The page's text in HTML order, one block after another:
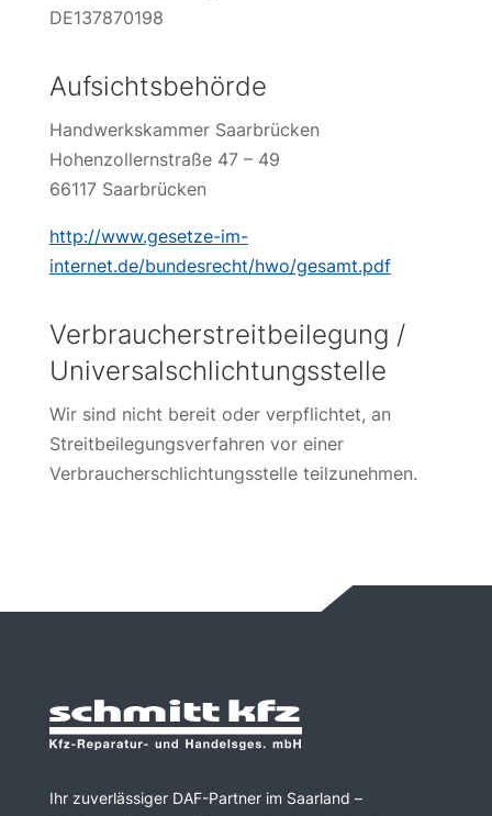
DE137870198
Aufsichtsbehörde
Handwerkskammer Saarbrücken
Hohenzollernstraße 47 – 49
66117 Saarbrücken
http://www.gesetze-im-
internet.de/bundesrecht/hwo/gesamt.pdf
Verbraucherstreitbeilegung /
Universalschlichtungsstelle
Wir sind nicht bereit oder verpflichtet, an
Streitbeilegungsverfahren vor einer
Verbraucherschlichtungsstelle teilzunehmen.
Ihr zuverlässiger DAF-Partner im Saarland –